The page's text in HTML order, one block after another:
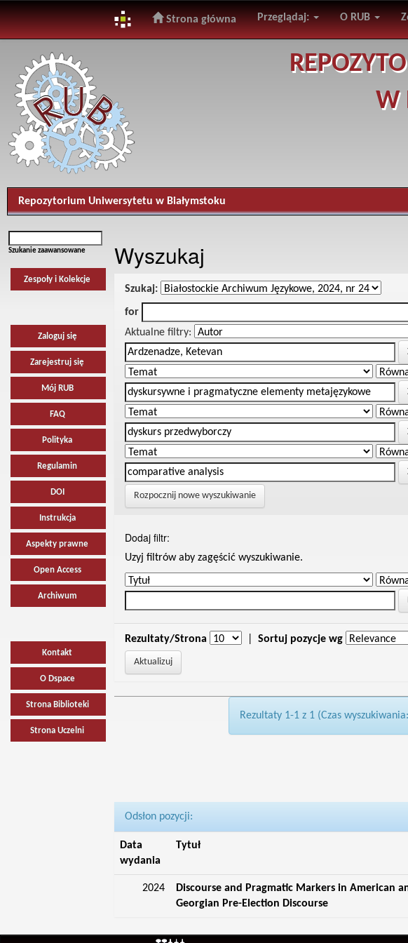
navigation
Strona główna Przeglądaj: O RUB
W
Repozytorium Uniwersytetu w Białymstoku
Szukanie zaawansowane
Zespoły i Kolekcje
Zaloguj się
Zarejestruj się
Mój RUB
FAQ
Polityka
Regulamin
DOI
Instrukcja
Aspekty prawne
Open Access
Archiwum
Kontakt
O Dspace
Strona Biblioteki
Strona Uczelni
Wyszukaj
Szukaj:
for
Aktualne filtry:
Rozpocznij nowe wyszukiwanie
Dodaj filtr:
Uzyj filtrów aby zagęścić wyszukiwanie.
Rezultaty/Strona Sortuj pozycje wg
Rezultaty 1-1 z 1 (Czas
Odsłon pozycji:
Data
wydania
Tytuł
2024
Discourse and Pragmatic Markers in American
Georgian Pre-Election Discourse